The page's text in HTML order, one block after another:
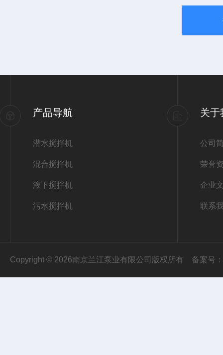
产品导航
潜水搅拌机
混合搅拌机
液下搅拌机
污水搅拌机
关于
公司
荣誉
企业
联系
Copyright © 2026南京兰江泵业有限公司版权所有 备案号